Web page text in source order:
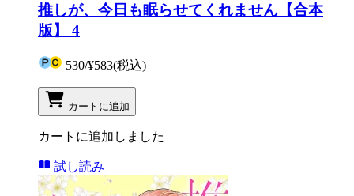
推しが、今日も眠らせてくれません【合本
版】 4
530/¥583(税込)
カートに追加
カートに追加しました
試し読み